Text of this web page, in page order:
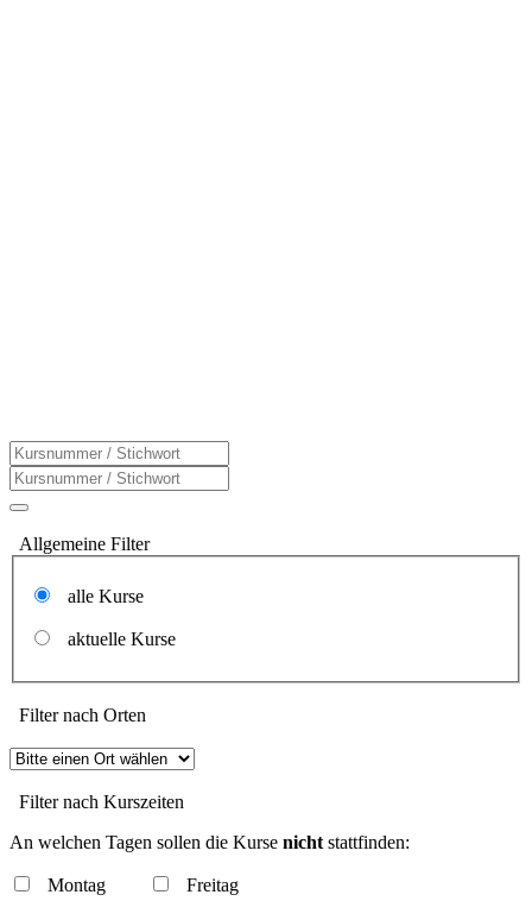
Allgemeine Filter
alle Kurse
aktuelle Kurse
Filter nach Orten
Filter nach Kurszeiten
An welchen Tagen sollen die Kurse nicht stattfinden:
Montag Freitag